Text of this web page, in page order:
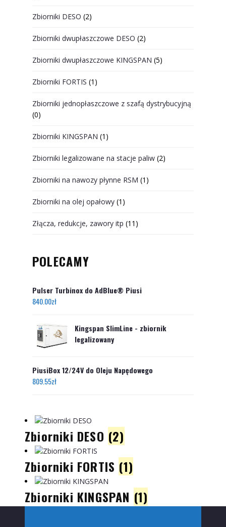
Zbiorniki DESO (2)
Zbiorniki dwupłaszczowe DESO (2)
Zbiorniki dwupłaszczowe KINGSPAN (5)
Zbiorniki FORTIS (1)
Zbiorniki jednopłaszczowe z szafą dystrybucyjną
(0)
Zbiorniki KINGSPAN (1)
Zbiorniki legalizowane na stacje paliw (2)
Zbiorniki na nawozy płynne RSM (1)
Zbiorniki na olej opałowy (1)
Złącza, redukcje, zawory itp (11)
POLECAMY
Pulser Turbinox do AdBlue® Piusi
840.00zł
Kingspan SlimLine - zbiornik
legalizowany
PiusiBox 12/24V do Oleju Napędowego
809.55zł
Zbiorniki DESO (2)
Zbiorniki FORTIS (1)
Zbiorniki KINGSPAN (1)